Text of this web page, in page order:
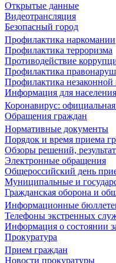
Открытые данные
Видеотрансляция
Безопасный город
Профилактика наркомании
Профилактика терроризма
Противодействие
Профилактика
Профилактика
Информация для населения
Коронавирус:
Обращения граждан
Нормативные документы
Порядок и время приема
Обзоры решений,
Электронные обращения
Общероссийский день
Муниципальные и
Гражданская оборона и
Информационные
Телефоны экстренных
Информация о состоянии
Прокуратура
Прием граждан
Новости прокуратуры